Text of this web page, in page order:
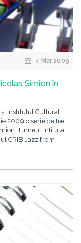
4 Mar 2009
Simion în
Institutul Cultural
2009 o serie de trei
Turneul intitulat
CRIB Jazz from